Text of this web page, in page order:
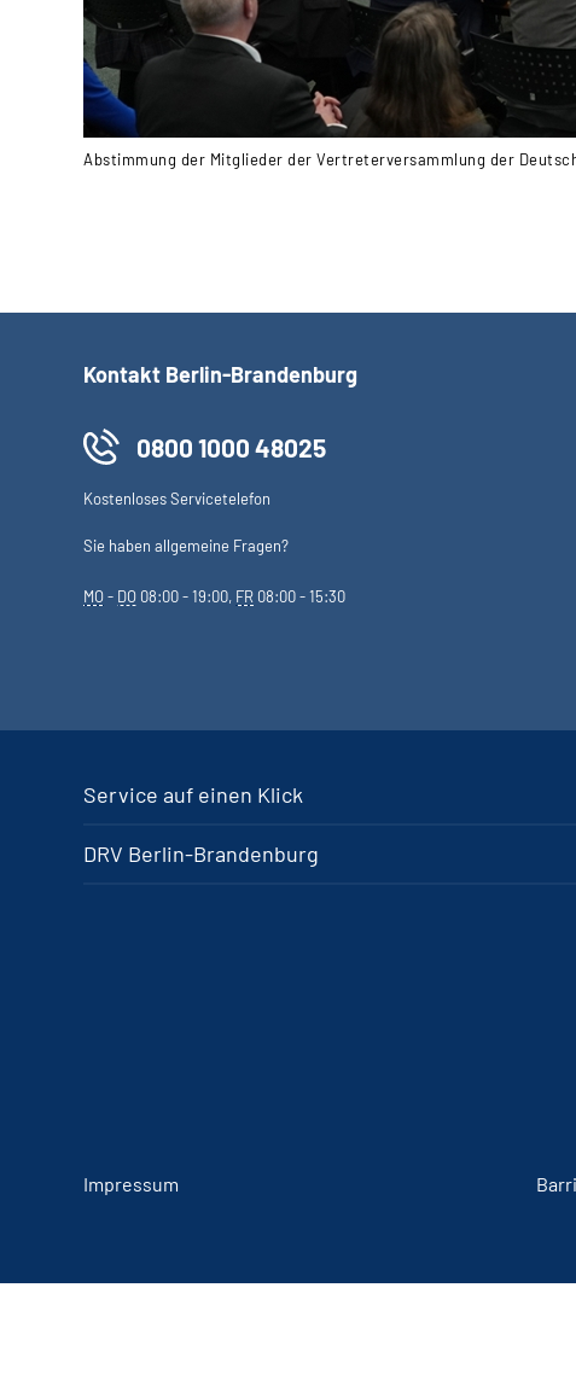
Abstimmung der Mitglieder der Vertreterversammlung der
Kontakt Berlin-Brandenburg
0800 1000 48025
Kostenloses Servicetelefon
Sie haben allgemeine Fragen?
MO- DO 08:00 - 19:00, FR 08:00 - 15:30
Service auf einen Klick
DRV Berlin-Brandenburg
Impressum